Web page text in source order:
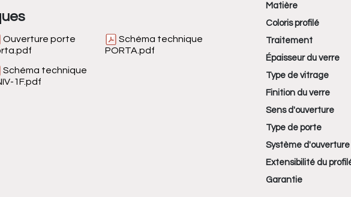
Ouverture porte
Schéma technique
PORTA.pdf
Schéma technique
1F.pdf
Matière
Coloris profilé
Traitement
Épaisseur du verre
Type de vitrage
Finition du verre
Sens d'ouverture
Type de porte
Système
Extensibilité du
Garantie